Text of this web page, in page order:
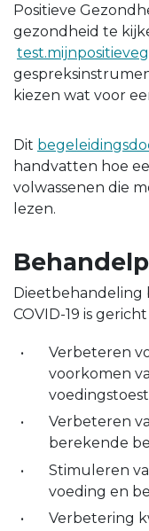
Positieve
gezondheid te
kiezen wat voor
Dit
handvatten hoe
volwassenen die
lezen.
Dieetbehandeling
COVID-19 is
Verbeteren
voorkomen
Verbeteren
berekende
Stimuleren
voeding en
Verbetering